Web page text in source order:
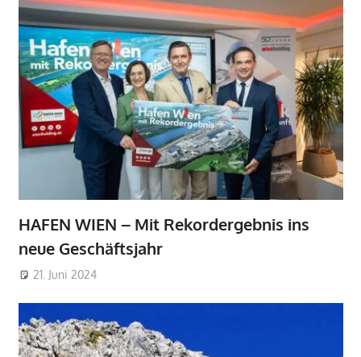
HAFEN WIEN – Mit Rekordergebnis ins
neue Geschäftsjahr
21. Juni 2024